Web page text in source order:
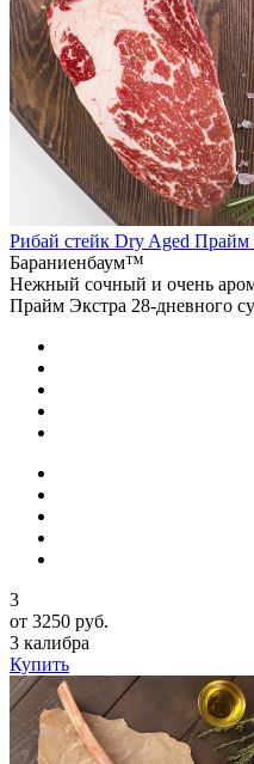
Рибай стейк Dry Aged Прайм
Бараниенбаум™
Нежный сочный и очень
Прайм Экстра 28-дневного
3
от 3250 руб.
3 калибра
Купить